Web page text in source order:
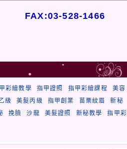
FAX:03-528-1466
彩繪教學 指甲證照 指甲彩繪課程
美容
級
美髮丙級 指甲創業 苗栗紋眉
新秘
挽臉 沙龍 美髮證照 新秘教學 指甲彩